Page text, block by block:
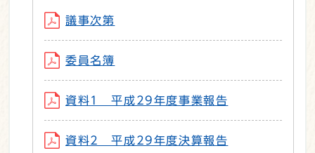
議事次第
委員名簿
資料1 平成29年度事業報告
資料2 平成29年度決算報告